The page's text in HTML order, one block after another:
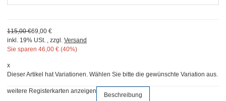
69,00 €
115,00 €
inkl. 19% USt. , zzgl. Versand
Sie sparen 46,00 € (40%)
x
Dieser Artikel hat Variationen. Wählen Sie bitte die gewünschte Variation aus.
weitere Registerkarten anzeigen
Beschreibung